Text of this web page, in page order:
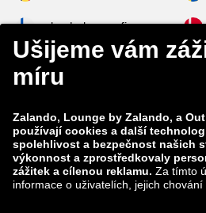
zalando-lounge.fi
zalando-lounge.co.uk
zalando-lounge.lt
zalando-lounge.ro